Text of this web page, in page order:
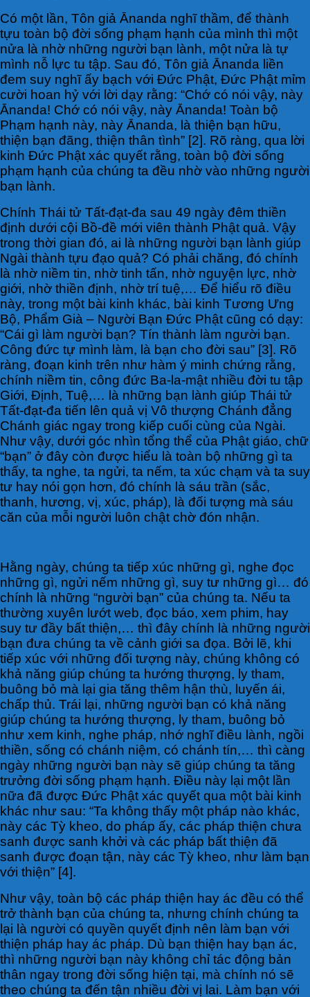
Có một lần, Tôn giả Ānanda nghĩ thầm, để thành
tựu toàn bộ đời sống phạm hạnh của mình thì một
nửa là nhờ những người bạn lành, một nửa là tự
mình nỗ lực tu tập. Sau đó, Tôn giả Ānanda liền
đem suy nghĩ ấy bạch với Đức Phật, Đức Phật mỉm
cười hoan hỷ với lời dạy rằng: “Chớ có nói vậy, này
Ānanda! Chớ có nói vậy, này Ānanda! Toàn bộ
Phạm hạnh này, này Ānanda, là thiện bạn hữu,
thiện bạn đãng, thiện thân tình” [2]. Rõ ràng, qua lời
kinh Đức Phật xác quyết rằng, toàn bộ đời sống
phạm hạnh của chúng ta đều nhờ vào những người
bạn lành.
Chính Thái tử Tất-đạt-đa sau 49 ngày đêm thiền
định dưới cội Bồ-đề mới viên thành Phật quả. Vậy
trong thời gian đó, ai là những người bạn lành giúp
Ngài thành tựu đạo quả? Có phải chăng, đó chính
là nhờ niềm tin, nhờ tinh tấn, nhờ nguyện lực, nhờ
giới, nhờ thiền định, nhờ trí tuệ,… Để hiểu rõ điều
này, trong một bài kinh khác, bài kinh Tương Ưng
Bộ, Phẩm Già – Người Bạn Đức Phật cũng có dạy:
“Cái gì làm người bạn? Tín thành làm người bạn.
Công đức tự mình làm, là bạn cho đời sau” [3]. Rõ
ràng, đoạn kinh trên như hàm ý minh chứng rằng,
chính niềm tin, công đức Ba-la-mật nhiều đời tu tập
Giới, Định, Tuệ,… là những bạn lành giúp Thái tử
Tất-đạt-đa tiến lên quả vị Vô thượng Chánh đẳng
Chánh giác ngay trong kiếp cuối cùng của Ngài.
Như vậy, dưới góc nhìn tổng thể của Phật giáo, chữ
“bạn” ở đây còn được hiểu là toàn bộ những gì ta
thấy, ta nghe, ta ngửi, ta nếm, ta xúc chạm và ta suy
tư hay nói gọn hơn, đó chính là sáu trần (sắc,
thanh, hương, vị, xúc, pháp), là đối tượng mà sáu
căn của mỗi người luôn chật chờ đón nhận.
Hằng ngày, chúng ta tiếp xúc những gì, nghe đọc
những gì, ngửi nếm những gì, suy tư những gì… đó
chính là những “người bạn” của chúng ta. Nếu ta
thường xuyên lướt web, đọc báo, xem phim, hay
suy tư đầy bất thiện,… thì đây chính là những người
bạn đưa chúng ta về cảnh giới sa đọa. Bởi lẽ, khi
tiếp xúc với những đối tượng này, chúng không có
khả năng giúp chúng ta hướng thượng, ly tham,
buông bỏ mà lại gia tăng thêm hận thù, luyến ái,
chấp thủ. Trái lại, những người bạn có khả năng
giúp chúng ta hướng thượng, ly tham, buông bỏ
như xem kinh, nghe pháp, nhớ nghĩ điều lành, ngồi
thiền, sống có chánh niệm, có chánh tín,… thì càng
ngày những người bạn này sẽ giúp chúng ta tăng
trưởng đời sống phạm hạnh. Điều này lại một lần
nữa đã được Đức Phật xác quyết qua một bài kinh
khác như sau: “Ta không thấy một pháp nào khác,
này các Tỳ kheo, do pháp ấy, các pháp thiện chưa
sanh được sanh khởi và các pháp bất thiện đã
sanh được đoạn tận, này các Tỳ kheo, như làm bạn
với thiện” [4].
Như vậy, toàn bộ các pháp thiện hay ác đều có thể
trở thành bạn của chúng ta, nhưng chính chúng ta
lại là người có quyền quyết định nên làm bạn với
thiện pháp hay ác pháp. Dù bạn thiện hay bạn ác,
thì những người bạn này không chỉ tác động bản
thân ngay trong đời sống hiện tại, mà chính nó sẽ
theo chúng ta đến tận nhiều đời vị lai. Làm bạn với